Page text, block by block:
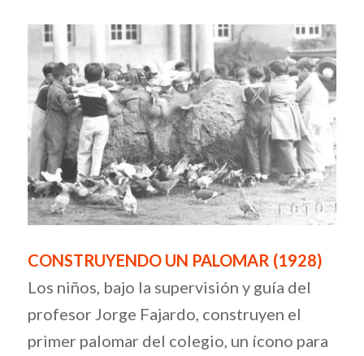
CONSTRUYENDO UN PALOMAR (1928)
Los niños, bajo la supervisión y guía del
profesor Jorge Fajardo, construyen el
primer palomar del colegio, un ícono para